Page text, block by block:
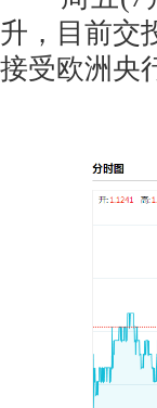
升，目前交
接受欧洲央